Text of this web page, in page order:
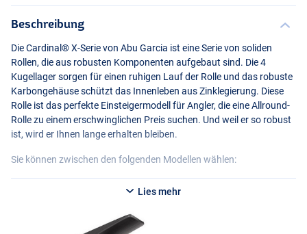
Beschreibung
Die Cardinal® X-Serie von Abu Garcia ist eine Serie von soliden
Rollen, die aus robusten Komponenten aufgebaut sind. Die 4
Kugellager sorgen für einen ruhigen Lauf der Rolle und das robuste
Karbongehäuse schützt das Innenleben aus Zinklegierung. Diese
Rolle ist das perfekte Einsteigermodell für Angler, die eine Allround-
Rolle zu einem erschwinglichen Preis suchen. Und weil er so robust
ist, wird er Ihnen lange erhalten bleiben.
Sie können zwischen den folgenden Modellen wählen:
Lies mehr